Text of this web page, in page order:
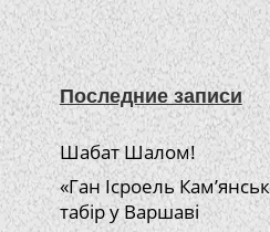
Последние записи
Шабат Шалом!
«Ган Ісроель
табір у Варшаві